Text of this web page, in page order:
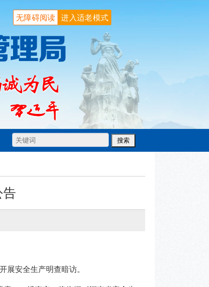
进入适老模式
无障碍阅读
告
展安全生产明查暗访。